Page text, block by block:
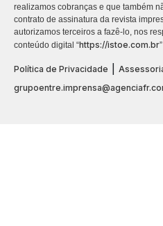
realizamos cobranças e que também
contrato de assinatura da revista
autorizamos terceiros a fazê-lo, nos
conteúdo digital “https://istoe.com.br
Política de Privacidade